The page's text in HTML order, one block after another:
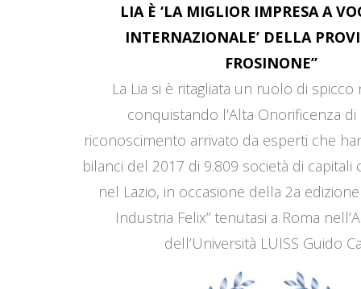
LIA È ‘LA MIGLIOR IMPRESA A
INTERNAZIONALE’ DELLA
FROSINONE”
La Lia si è ritagliata un ruolo di
conquistando l’Alta Onorificenza di
riconoscimento arrivato da esperti che
bilanci del 2017 di 9.809 società di capitali
nel Lazio, in occasione della 2a
Industria Felix” tenutasi a Roma
dell’Università LUISS Guido